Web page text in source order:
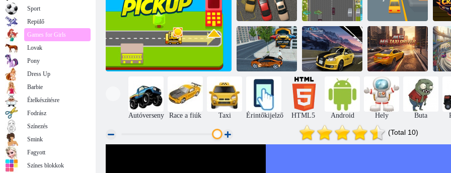
A taxi park
Fülkék - taxi
vezetés és
utastér
Taxisofőr 3D
Városi Autó
Pick And Drop
Online Taxi
Simulator
M5 taxisofőr
Autóverseny Race a fiúk Taxi Érintőkijelző HTML5 Android Hely Buta
(Total 10)
Sport
Repülő
Games for Girls
Lovak
Pony
Dress Up
Barbie
Ételkészítésre
Fodrász
Színezés
Smink
Fagyott
Színes blokkok